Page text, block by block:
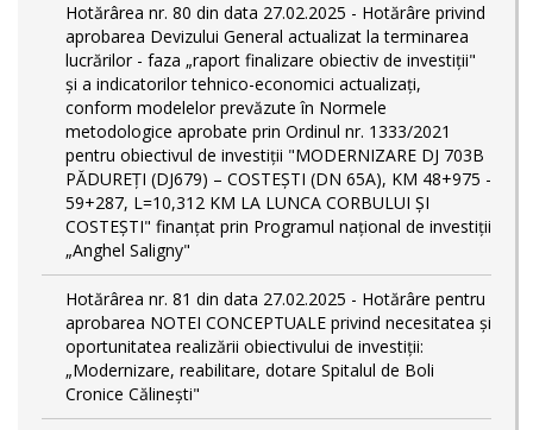
Hotărârea nr. 80 din data 27.02.2025 - Hotărâre privind
aprobarea Devizului General actualizat la terminarea
lucrărilor - faza „raport finalizare obiectiv de investiţii"
și a indicatorilor tehnico-economici actualizați,
conform modelelor prevăzute în Normele
metodologice aprobate prin Ordinul nr. 1333/2021
pentru obiectivul de investiții "MODERNIZARE DJ 703B
PĂDUREȚI (DJ679) – COSTEȘTI (DN 65A), KM 48+975 -
59+287, L=10,312 KM LA LUNCA CORBULUI ȘI
COSTEȘTI" finanțat prin Programul național de investiții
„Anghel Saligny"
Hotărârea nr. 81 din data 27.02.2025 - Hotărâre pentru
aprobarea NOTEI CONCEPTUALE privind necesitatea și
oportunitatea realizării obiectivului de investiții:
„Modernizare, reabilitare, dotare Spitalul de Boli
Cronice Călinești"